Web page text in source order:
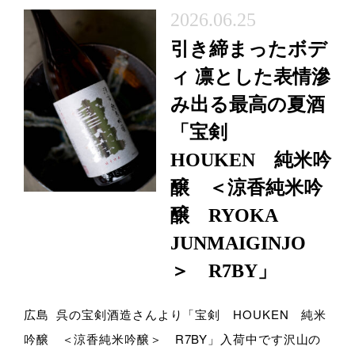
2026.06.25
引き締まったボデ
ィ 凛とした表情滲
み出る最高の夏酒
「宝剣
HOUKEN 純米吟
醸 ＜涼香純米吟
醸 RYOKA
JUNMAIGINJO
＞ R7BY」
広島 呉の宝剣酒造さんより「宝剣 HOUKEN 純米
吟醸 ＜涼香純米吟醸＞ R7BY」入荷中です沢山の